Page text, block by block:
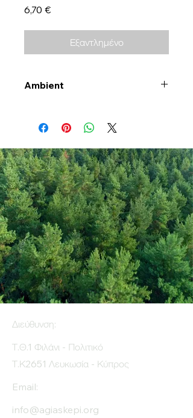
6,70 €Τιμή
Εξαντλημένο
Ambient
Διεύθυνση:
Τ.Θ.1 Φιλάνι - Πολιτικό
Τ.Κ2651 Λευκωσία - Κύπρος
Email:
info@agiaskepi.org